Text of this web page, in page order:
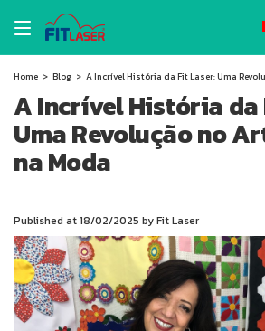
Home > Blog > A Incrível História da Fit Laser: Uma
A Incrível História da
Uma Revolução no
na Moda
Published at 18/02/2025 by Fit Laser